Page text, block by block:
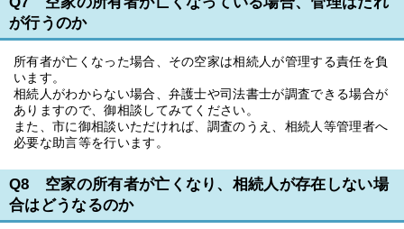
が行うのか
所有者が亡くなった場合、その空家は相続人が管理する責任を負
います。
相続人がわからない場合、弁護士や司法書士が調査できる場合が
ありますので、御相談してみてください。
また、市に御相談いただければ、調査のうえ、相続人等管理者へ
必要な助言等を行います。
Q8 空家の所有者が亡くなり、相続人が存在しない場
合はどうなるのか